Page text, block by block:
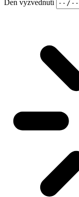
Den vyzvednutí